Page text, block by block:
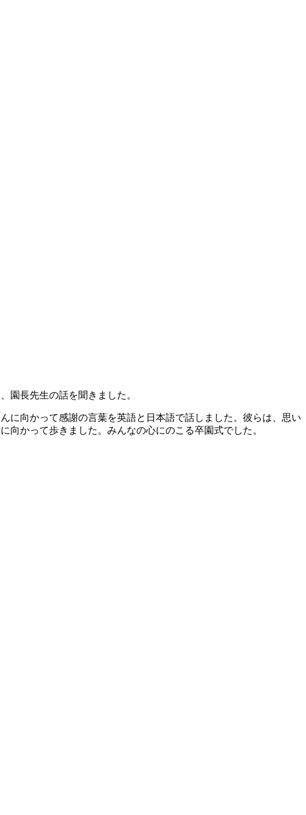
園長先生の話を聞きました。
に向かって感謝の言葉を英語と日本語で話しました。彼らは、思い
かって歩きました。みんなの心にのこる卒園式でした。